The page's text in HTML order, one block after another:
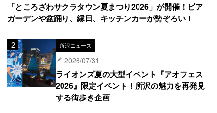
「ところざわサクラタウン夏まつり2026」が開催！ビア
ガーデンや盆踊り、縁日、キッチンカーが勢ぞろい！
所沢ニュース
2026/07/31
ライオンズ夏の大型イベント『アオフェス
2026』限定イベント！所沢の魅力を再発見
する街歩き企画